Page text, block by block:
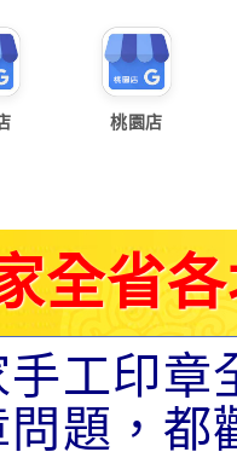
桃園店
全省
工印章
題，都